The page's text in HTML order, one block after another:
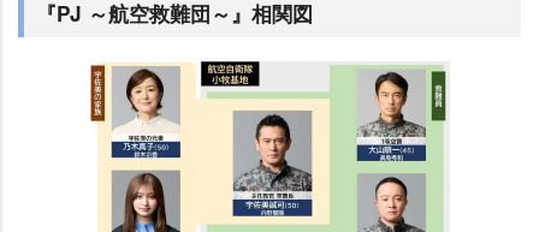
『PJ ～航空救難団～』相関図